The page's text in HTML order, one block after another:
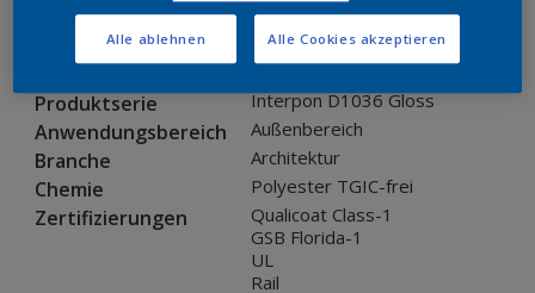
Glänzend Glänzend
Struktur Glatt
Solid
Produktserie Interpon D1036 Gloss
Anwendungsbereich Außenbereich
Branche Architektur
Chemie Polyester TGIC-frei
Zertifizierungen
Qualicoat Class-1
GSB Florida-1
UL
Rail
Alle ablehnen Alle Cookies akzeptieren